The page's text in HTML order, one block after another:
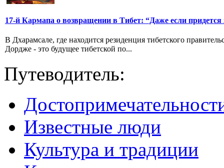
17-й Кармапа о возвращении в Тибет: “Даже если
В Дхарамсале, где находится резиденция тибетского
Дордже - это будущее тибетской по...
Путеводитель:
Известные люди
Культура и традиции